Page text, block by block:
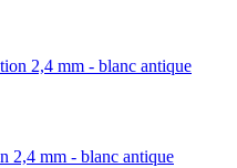
2,4 mm - blanc antique